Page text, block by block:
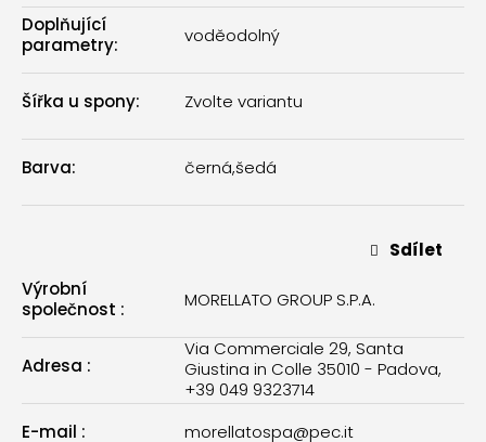
Doplňující
parametry: voděodolný
Šířka u spony: Zvolte variantu
Barva: černá,šedá
Sdílet
Výrobní
společnost : MORELLATO GROUP S.P.A.
Adresa :
Via Commerciale 29, Santa
Giustina in Colle 35010 - Padova,
+39 049 9323714
E-mail : morellatospa@pec.it